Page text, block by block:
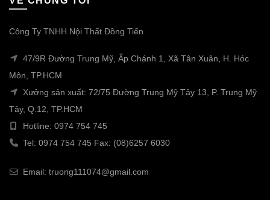
Công Ty TNHH Nội Thất Đồng Tiến
47/9R Đường Trung Mỹ, Ấp Chánh 1, Xã Tân Xuân, H. Hóc
Môn, TP.HCM
Xưởng sản xuất: 72/75 Đường Trung Mỹ Tây 13, P. Trung Mỹ
Tây, Q.12, TP.HCM
Hotline: 0974 754 745
Tel: 0974 754 745 Fax: (08)6257 6030
Email: truong111074@gmail.com